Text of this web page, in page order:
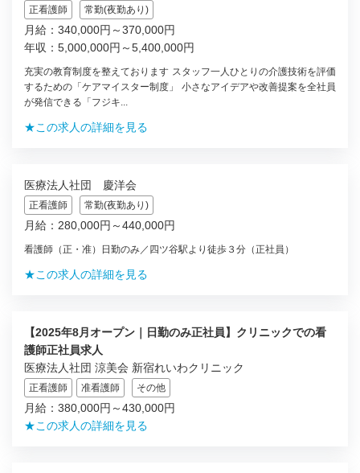
正看護師 常勤(夜勤あり)
月給：340,000円～370,000円
年収：5,000,000円～5,400,000円
充実の教育制度を整えております スタッフ一人ひとりの介護技術を評価
するための「ケアマイスター制度」 小さなアイデアや改善提案を全社員
が発信できる「フジキ...
★この求人の詳細を見る
医療法人社団 慶洋会
正看護師 常勤(夜勤あり)
月給：280,000円～440,000円
看護師（正・准）日勤のみ／四ツ谷駅より徒歩３分（正社員）
★この求人の詳細を見る
【2025年8月オープン｜日勤のみ正社員】クリニックでの看
護師正社員求人
医療法人社団 涼美会 新宿れいわクリニック
正看護師 准看護師 その他
月給：380,000円～430,000円
★この求人の詳細を見る